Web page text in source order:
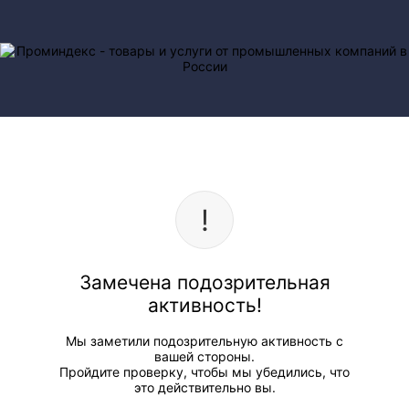
Замечена подозрительная
активность!
Мы заметили подозрительную активность с
вашей стороны.
Пройдите проверку, чтобы мы убедились, что
это действительно вы.